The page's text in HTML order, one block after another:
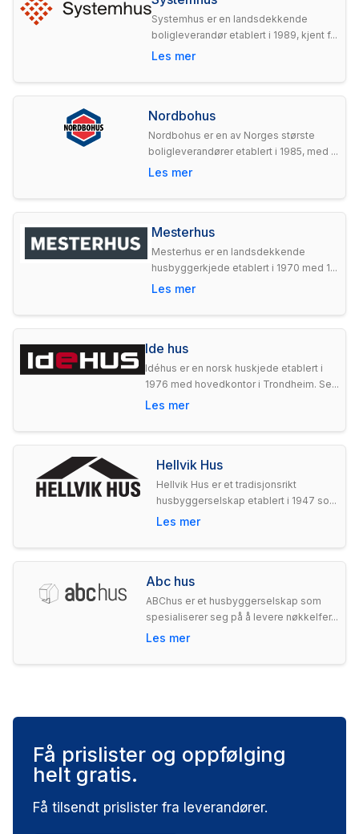
Systemhus er en landsdekkende
boligleverandør etablert i 1989, kjent f...
Les mer
Nordbohus
Nordbohus er en av Norges største
boligleverandører etablert i 1985, med ...
Les mer
Mesterhus
Mesterhus er en landsdekkende
husbyggerkjede etablert i 1970 med 1...
Les mer
Ide hus
Idéhus er en norsk huskjede etablert i
1976 med hovedkontor i Trondheim. Se...
Les mer
Hellvik Hus
Hellvik Hus er et tradisjonsrikt
husbyggerselskap etablert i 1947 so...
Les mer
Abc hus
ABChus er et husbyggerselskap som
spesialiserer seg på å levere nøkkelfer...
Les mer
Få prislister og oppfølging
helt gratis.
Få tilsendt prislister fra leverandører.